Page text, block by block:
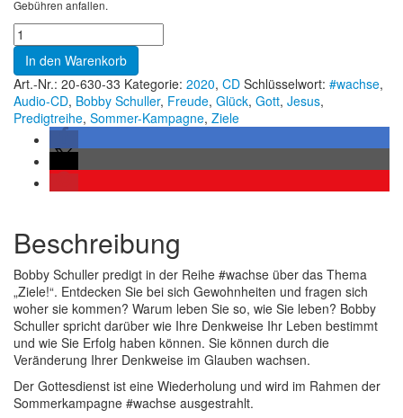
Gebühren anfallen.
In den Warenkorb
Art.-Nr.: 20-630-33 Kategorie: 2020, CD Schlüsselwort: #wachse,
Audio-CD, Bobby Schuller, Freude, Glück, Gott, Jesus,
Predigtreihe, Sommer-Kampagne, Ziele
Beschreibung
Bobby Schuller predigt in der Reihe #wachse über das Thema
„Ziele!“. Entdecken Sie bei sich Gewohnheiten und fragen sich
woher sie kommen? Warum leben Sie so, wie Sie leben? Bobby
Schuller spricht darüber wie Ihre Denkweise Ihr Leben bestimmt
und wie Sie Erfolg haben können. Sie können durch die
Veränderung Ihrer Denkweise im Glauben wachsen.
Der Gottesdienst ist eine Wiederholung und wird im Rahmen der
Sommerkampagne #wachse ausgestrahlt.